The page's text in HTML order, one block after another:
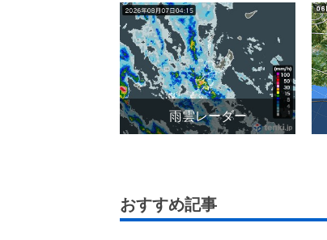
雨雲レーダー
おすすめ記事